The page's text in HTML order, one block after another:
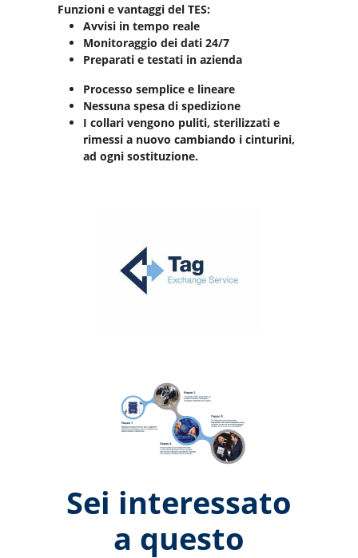
Funzioni e vantaggi del TES:
Avvisi in tempo reale
Monitoraggio dei dati 24/7
Preparati e testati in azienda
Processo semplice e lineare
Nessuna spesa di spedizione
I collari vengono puliti, sterilizzati e
rimessi a nuovo cambiando i cinturini,
ad ogni sostituzione.
Sei interessato
a questo